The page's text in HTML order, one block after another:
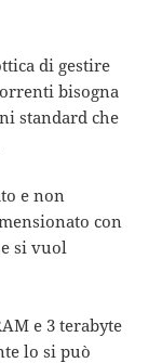
di gestire
bisogna
standard che
e non
con
si vuol
e 3 terabyte
lo si può